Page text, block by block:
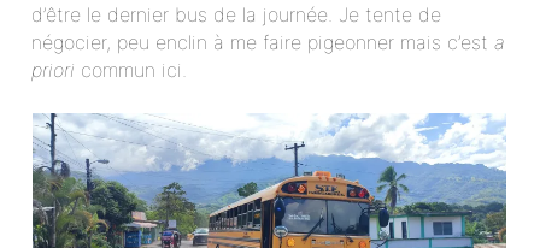
d’être le dernier bus de la journée. Je tente de
négocier, peu enclin à me faire pigeonner mais c’esta
priori commun ici.